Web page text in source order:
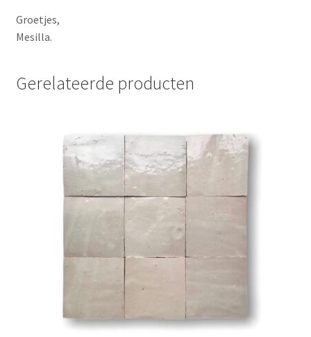
Groetjes,
Mesilla.
Gerelateerde producten